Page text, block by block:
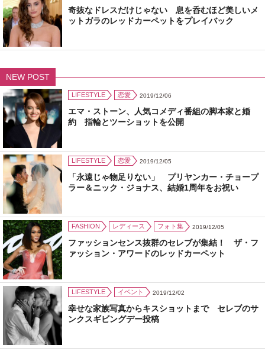
奇抜なドレスだけじゃない 息を呑むほど美しいメ
ットガラのレッドカーペットをプレイバック
NEW POST
LIFESTYLE 恋愛 2019/12/06
エマ・ストーン、人気コメディ番組の脚本家と婚
約 指輪とツーショットを公開
LIFESTYLE 恋愛 2019/12/05
「永遠じゃ物足りない」 プリヤンカー・チョープ
ラー＆ニック・ジョナス、結婚1周年をお祝い
FASHION レディース フォト集 2019/12/05
ファッションセンス抜群のセレブが集結！ ザ・フ
ァッション・アワードのレッドカーペット
LIFESTYLE イベント 2019/12/02
幸せな家族写真からキスショットまで セレブのサ
ンクスギビングデー投稿